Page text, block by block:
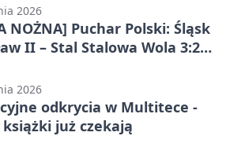
2026
NOŻNA] Puchar Polski: Śląsk
II – Stal Stalowa Wola 3:2
2026
odkrycia w Multitece -
już czekają